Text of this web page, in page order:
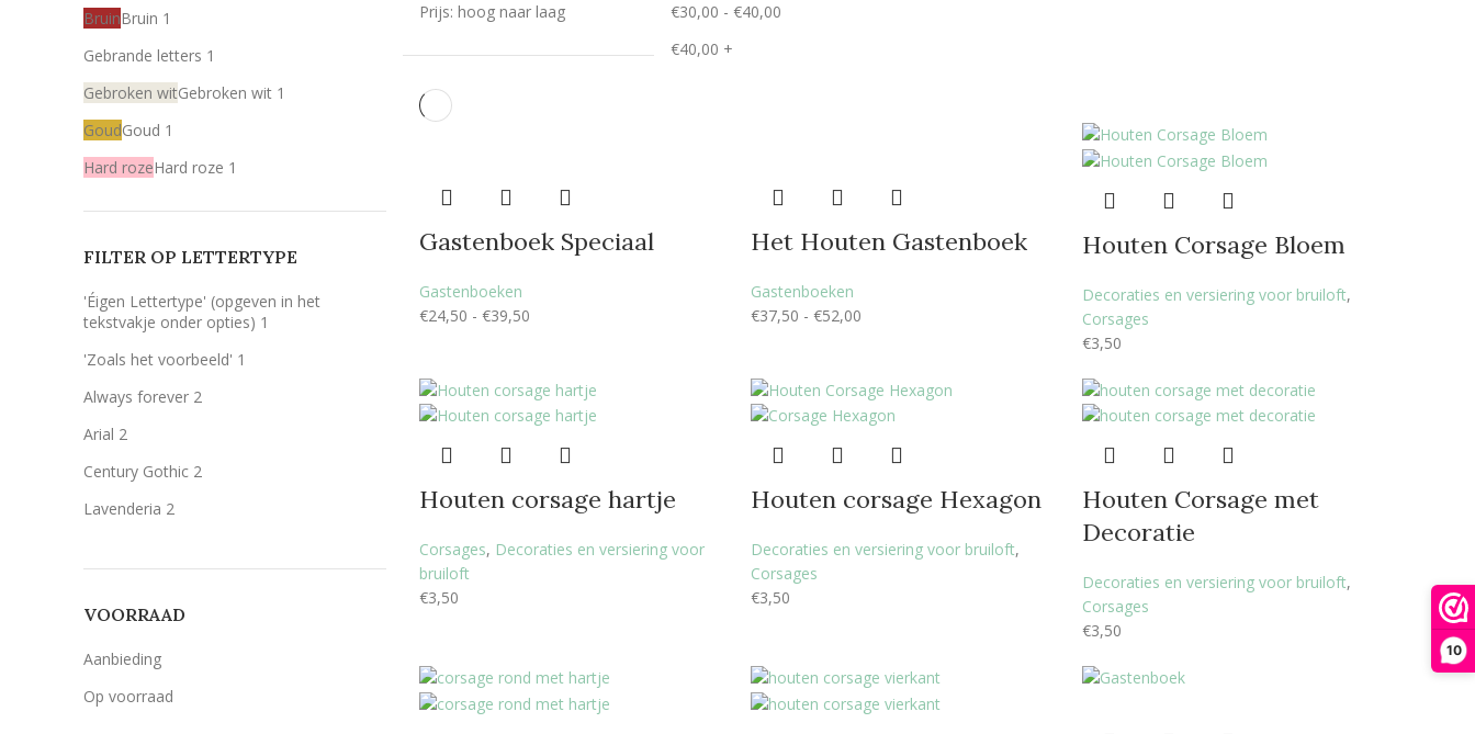
10
BruinBruin 1
Gebrande letters 1
Gebroken witGebroken wit 1
GoudGoud 1
Hard rozeHard roze 1
WitWit 1
ZilverZilver 1
FILTER OP LETTERTYPE
'Éigen Lettertype' (opgeven in het
tekstvakje onder opties) 1
'Zoals het voorbeeld' 1
Always forever 2
Arial 2
Century Gothic 2
Lavenderia 2
Monotype corosiva
Stea 2
Stencil 2
VOORRAAD
Aanbieding
Op voorraad
Prijs: hoog naar laag
€30,00 - €40,00
€40,00 +
Gastenboek Speciaal
Gastenboeken
€24,50 - €39,50
Het Houten Gastenboek
Gastenboeken
€37,50 - €52,00
Houten Corsage Bloem
Decoraties en versiering voor bruiloft,
Corsages
€3,50
Houten corsage hartje
Corsages, Decoraties en versiering voor
bruiloft
€3,50
Houten corsage Hexagon
Decoraties en versiering voor bruiloft,
Corsages
€3,50
Houten Corsage met
Decoratie
Decoraties en versiering voor bruiloft,
Corsages
€3,50